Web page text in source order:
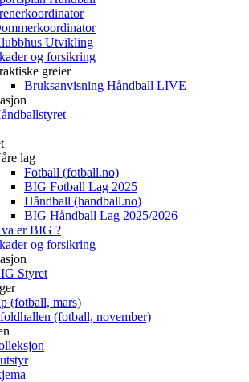
Utvikling
og forsikring
greier
Bruksanvisning Håndball LIVE
lag
Fotball (fotball.no)
BIG Fotball Lag 2025
Håndball (handball.no)
BIG Håndball Lag 2025/2026
er BIG ?
og forsikring
Styret
(fotball, mars)
(fotball, november)